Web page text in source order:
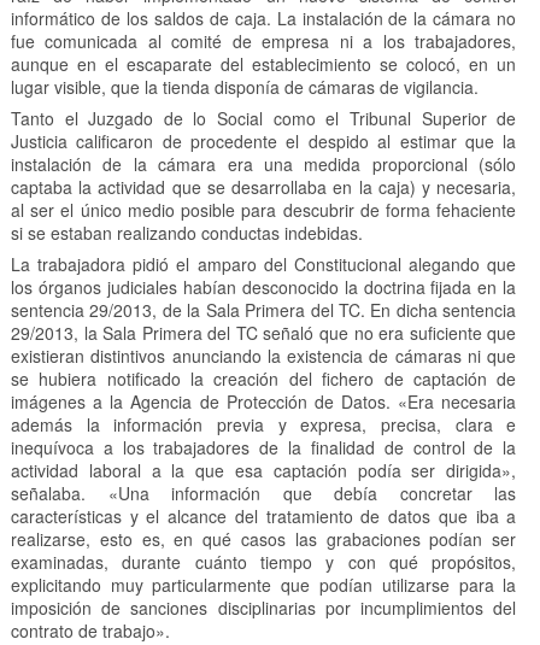
informático de los saldos de caja. La instalación de la cámara no
fue comunicada al comité de empresa ni a los trabajadores,
aunque en el escaparate del establecimiento se colocó, en un
lugar visible, que la tienda disponía de cámaras de vigilancia.
Tanto el Juzgado de lo Social como el Tribunal Superior de
Justicia calificaron de procedente el despido al estimar que la
instalación de la cámara era una medida proporcional (sólo
captaba la actividad que se desarrollaba en la caja) y necesaria,
al ser el único medio posible para descubrir de forma fehaciente
si se estaban realizando conductas indebidas.
La trabajadora pidió el amparo del Constitucional alegando que
los órganos judiciales habían desconocido la doctrina fijada en la
sentencia 29/2013, de la Sala Primera del TC. En dicha sentencia
29/2013, la Sala Primera del TC señaló que no era suficiente que
existieran distintivos anunciando la existencia de cámaras ni que
se hubiera notificado la creación del fichero de captación de
imágenes a la Agencia de Protección de Datos. «Era necesaria
además la información previa y expresa, precisa, clara e
inequívoca a los trabajadores de la finalidad de control de la
actividad laboral a la que esa captación podía ser dirigida»,
señalaba. «Una información que debía concretar las
características y el alcance del tratamiento de datos que iba a
realizarse, esto es, en qué casos las grabaciones podían ser
examinadas, durante cuánto tiempo y con qué propósitos,
explicitando muy particularmente que podían utilizarse para la
imposición de sanciones disciplinarias por incumplimientos del
contrato de trabajo».